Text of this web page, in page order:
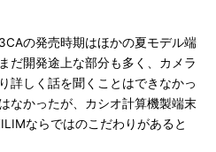
の発売時期はほかの夏モデル端
だ開発途上な部分も多く、カメラ
詳しく話を聞くことはできなかっ
なかったが、カシオ計算機製端末
ならではのこだわりがあると